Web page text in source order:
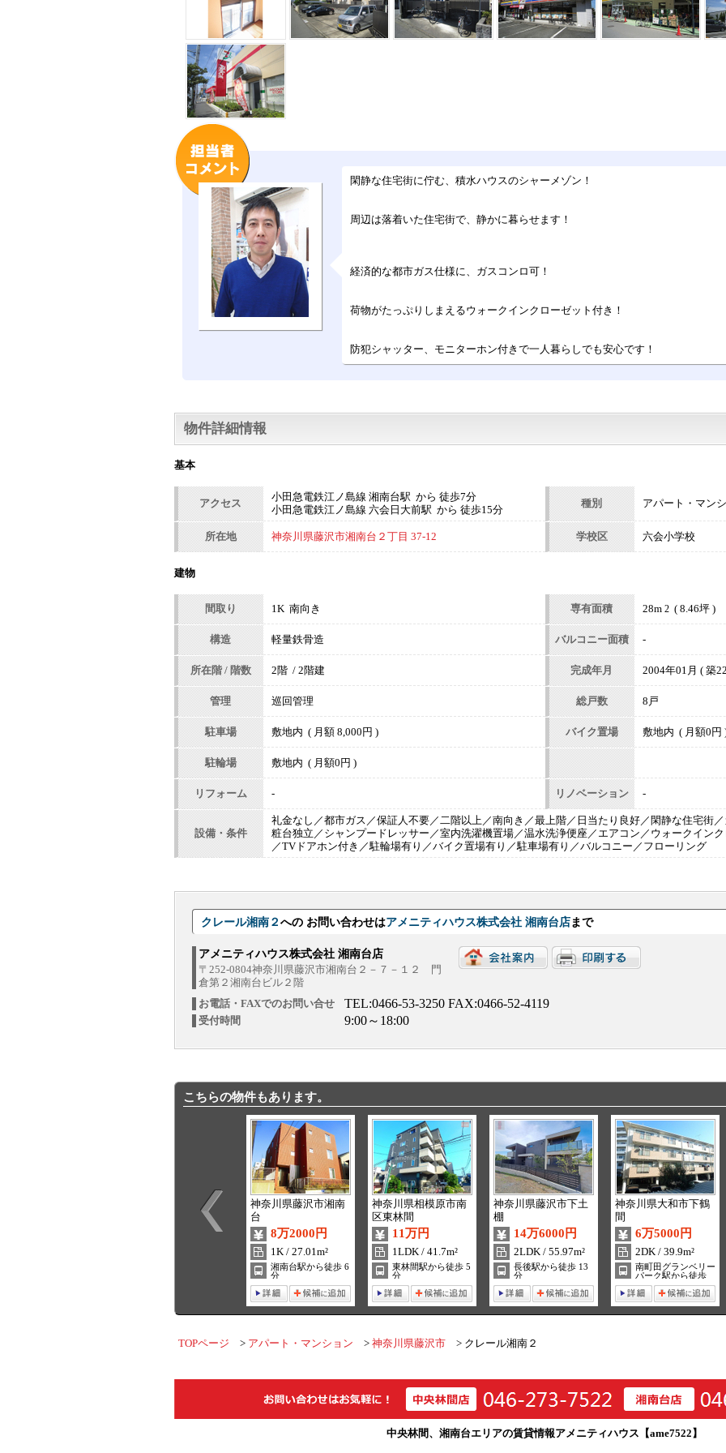
閑静な住宅街に佇む、積水ハウスのシャーメゾン！
周辺は落着いた住宅街で、静かに暮らせます！
経済的な都市ガス仕様に、ガスコンロ可！
荷物がたっぷりしまえるウォークインクローゼット付き！
防犯シャッター、モニターホン付きで一人暮らしでも安心です！
物件詳細情報
基本
アクセス
小田急電鉄江ノ島線 湘南台駅 から 徒歩7分
小田急電鉄江ノ島線 六会日大前駅 から 徒歩15分
種別 アパート・マン
所在地 神奈川県藤沢市湘南台２丁目 37-12 学校区 六会小学校
建物
間取り 1K 南向き 専有面積 28m 2( 8.46坪 )
構造 軽量鉄骨造 バルコニー面積 -
所在階 / 階数 2階 / 2階建 完成年月 2004年01月 ( 築
管理 巡回管理 総戸数 8戸
駐車場 敷地内 ( 月額 8,000円 ) バイク置場 敷地内 ( 月額0円
駐輪場 敷地内 ( 月額0円 )
リフォーム - リノベーション -
設備・条件
礼金なし／都市ガス／保証人不要／二階以上／南向き／最上階／日当たり良好／閑静な住宅街
粧台独立／シャンプードレッサー／室内洗濯機置場／温水洗浄便座／エアコン／ウォークイン
／TVドアホン付き／駐輪場有り／バイク置場有り／駐車場有り／バルコニー／フローリング
クレール湘南２への お問い合わせはアメニティハウス株式会社 湘南台店まで
アメニティハウス株式会社 湘南台店
〒252-0804神奈川県藤沢市湘南台２－７－１２ 門
倉第２湘南台ビル２階
お電話・FAXでのお問い合せ
TEL:0466-53-3250FAX:0466-52-4119
受付時間 9:00～18:00
こちらの物件もあります。
神奈川県藤沢市湘南
台
8万2000円
1K / 27.01m²
湘南台駅から徒歩 6
分
神奈川県相模原市南
区東林間
11万円
1LDK / 41.7m²
東林間駅から徒歩 5
分
神奈川県藤沢市下土
棚
14万6000円
2LDK / 55.97m²
長後駅から徒歩 13
分
神奈川県大和市下鶴
間
6万5000円
2DK / 39.9m²
南町田グランベリー
パーク駅から徒歩
18分
TOPページ アパート・マンション 神奈川県藤沢市
クレール湘南２
中央林間、湘南台エリアの賃貸情報アメニティハウス【ame7522】